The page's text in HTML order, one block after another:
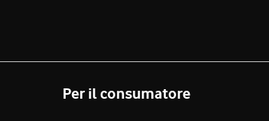
Per il consumatore